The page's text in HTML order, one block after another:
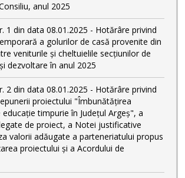
anul 2025
1 din data 08.01.2025 - Hotărâre privind
a golurilor de casă provenite din
veniturile și cheltuielile secțiunilor de
dezvoltare în anul 2025
2 din data 08.01.2025 - Hotărâre privind
proiectului "Îmbunătățirea
timpurie în Județul Argeș", a
de proiect, a Notei justificative
valorii adăugate a parteneriatului propus
proiectului și a Acordului de